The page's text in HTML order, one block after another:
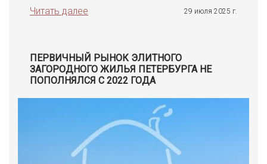
Читать далее
29 июля 2025 г.
ПЕРВИЧНЫЙ РЫНОК ЭЛИТНОГО
ЗАГОРОДНОГО ЖИЛЬЯ ПЕТЕРБУРГА НЕ
ПОПОЛНЯЛСЯ С 2022 ГОДА